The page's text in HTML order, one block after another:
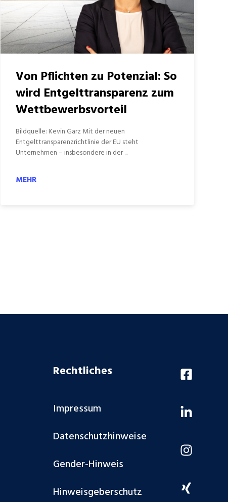
Von Pflichten zu Potenzial: So
wird Entgelttransparenz zum
Wettbewerbsvorteil
Bildquelle: Kevin Garz Mit der neuen
Entgelttransparenzrichtlinie der EU steht
Unternehmen – insbesondere in der ...
MEHR
Rechtliches
Impressum
Datenschutzhinweise
Gender-Hinweis
Hinweisgeberschutz